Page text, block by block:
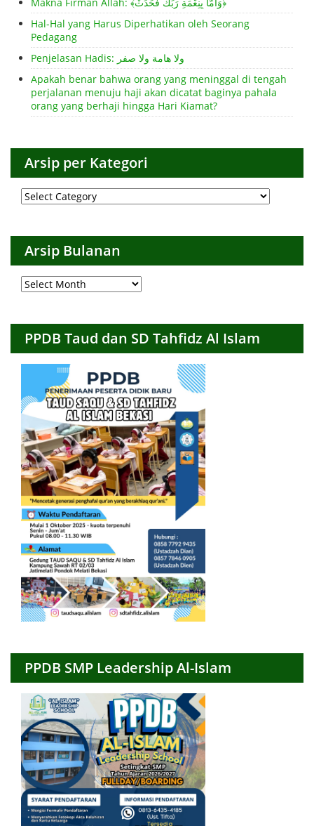
Hal-Hal yang Harus Diperhatikan oleh Seorang
Pedagang
Penjelasan Hadis: ولا هامة ولا صفر
Apakah benar bahwa orang yang meninggal di tengah
perjalanan menuju haji akan dicatat baginya pahala
orang yang berhaji hingga Hari Kiamat?
Arsip per Kategori
Arsip
per
Arsip Bulanan
Arsip
Bulanan
PPDB Taud dan SD Tahfidz Al Islam
PPDB SMP Leadership Al-Islam